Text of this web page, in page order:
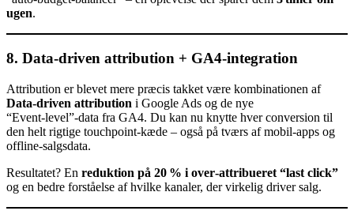
ugen.
8. Data‑driven attribution + GA4‑integration
Attribution er blevet mere præcis takket være kombinationen af
Data‑driven attribution i Google Ads og de nye
“Event‑level”‑data fra GA4. Du kan nu knytte hver conversion til
den helt rigtige touchpoint‑kæde – også på tværs af mobil‑apps og
offline‑salgsdata.
Resultatet? En reduktion på 20 % i over‑attribueret “last click”
og en bedre forståelse af hvilke kanaler, der virkelig driver salg.